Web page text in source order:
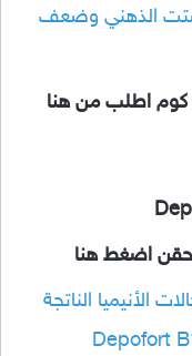
الذهني وضعف
كوم اطلب من هنا
اضغط هنا
لعلاج حالات الأنيميا الناتجة